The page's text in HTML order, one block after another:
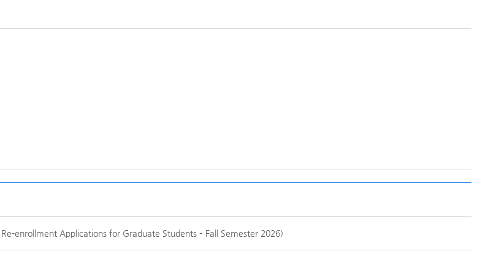
enrollment Applications for Graduate Students – Fall Semester 2026)